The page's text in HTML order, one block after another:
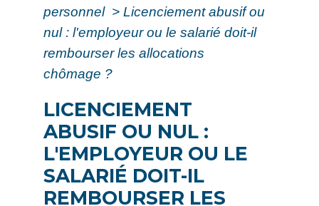
personnel > Licenciement abusif ou
nul : l'employeur ou le salarié doit-il
rembourser les allocations
chômage ?
LICENCIEMENT
ABUSIF OU NUL :
L'EMPLOYEUR OU LE
SALARIÉ DOIT-IL
REMBOURSER LES